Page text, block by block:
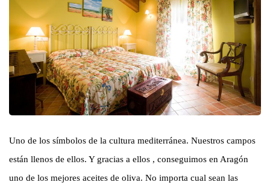
Uno de los símbolos de la cultura mediterránea. Nuestros campos
están llenos de ellos. Y gracias a ellos , conseguimos en Aragón
uno de los mejores aceites de oliva. No importa cual sean las